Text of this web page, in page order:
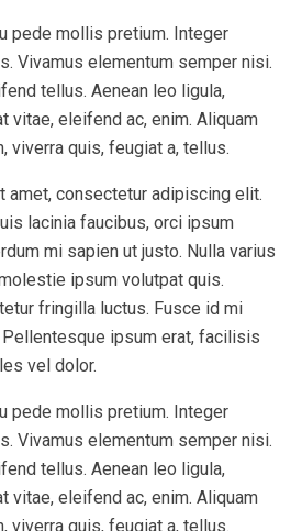
pede mollis pretium. Integer
Vivamus elementum semper nisi.
tellus. Aenean leo ligula,
vitae, eleifend ac, enim. Aliquam
viverra quis, feugiat a, tellus.
amet, consectetur adipiscing elit.
lacinia faucibus, orci ipsum
mi sapien ut justo. Nulla varius
ipsum volutpat quis.
fringilla luctus. Fusce id mi
Pellentesque ipsum erat, facilisis
vel dolor.
pede mollis pretium. Integer
Vivamus elementum semper nisi.
tellus. Aenean leo ligula,
vitae, eleifend ac, enim. Aliquam
viverra quis, feugiat a, tellus.